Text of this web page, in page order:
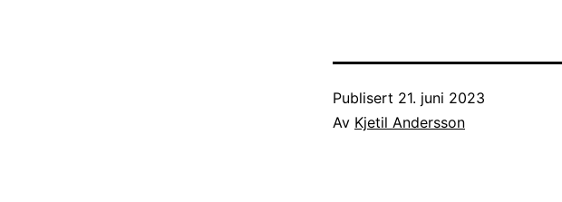
Publisert 21. juni 2023
Av Kjetil Andersson